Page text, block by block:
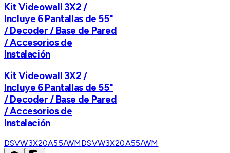
Kit Videowall 3X2 /
Incluye 6 Pantallas de 55"
/ Decoder / Base de Pared
/ Accesorios de
Instalación
Kit Videowall 3X2 /
Incluye 6 Pantallas de 55"
/ Decoder / Base de Pared
/ Accesorios de
Instalación
DSVW3X20A55/WMDSVW3X20A55/WM